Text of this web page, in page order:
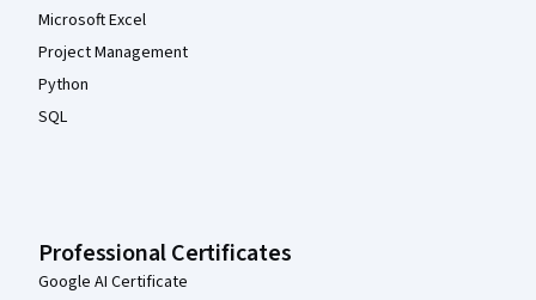
Microsoft Excel
Project Management
Python
SQL
Professional Certificates
Google AI Certificate